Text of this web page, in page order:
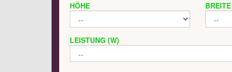
HÖHE BREITE
LEISTUNG (W)